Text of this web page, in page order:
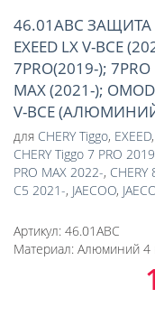
46.01ABC
EXEED LX V-ВСЕ
7PRO(2019-);
MAX (2021-);
V-ВСЕ
для CHERY Tiggo, EXEED,
CHERY Tiggo 7 PRO
PRO MAX 2022-,
C5 2021-, JAECOO,
Артикул: 46.01ABC
Материал: Алюминий 4